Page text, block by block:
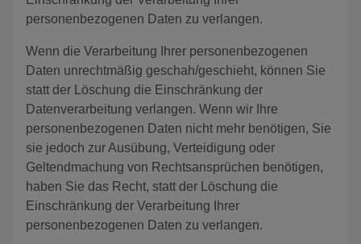
personenbezogenen Daten zu verlangen.
Wenn die Verarbeitung Ihrer personenbezogenen
Daten unrechtmäßig geschah/geschieht, können Sie
statt der Löschung die Einschränkung der
Datenverarbeitung verlangen. Wenn wir Ihre
personenbezogenen Daten nicht mehr benötigen, Sie
sie jedoch zur Ausübung, Verteidigung oder
Geltendmachung von Rechtsansprüchen benötigen,
haben Sie das Recht, statt der Löschung die
Einschränkung der Verarbeitung Ihrer
personenbezogenen Daten zu verlangen.